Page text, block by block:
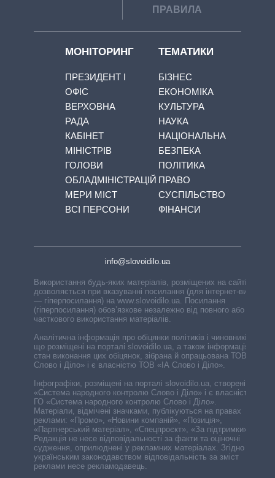
ПРАВИЛА
МОНІТОРИНГ
ПРЕЗИДЕНТ І
ОФІС
ВЕРХОВНА
РАДА
КАБІНЕТ
МІНІСТРІВ
ГОЛОВИ
ОБЛАДМІНІСТРАЦІЙ
МЕРИ МІСТ
ВСІ ПЕРСОНИ
ТЕМАТИКИ
БІЗНЕС
ЕКОНОМІКА
КУЛЬТУРА
НАУКА
НАЦІОНАЛЬНА
БЕЗПЕКА
ПОЛІТИКА
ПРАВО
СУСПІЛЬСТВО
ФІНАНСИ
info@slovoidilo.ua
Використання будь-яких матеріалів, розміщених на сайті,
дозволяється при вказуванні посилання (для інтернет-видань
— гіперпосилання) на www.slovoidilo.ua. Посилання
(гіперпосилання) обов’язкове незалежно від повного або
часткового використання матеріалів.
Аналітична інформація про обіцянки політиків і чиновників,
що розміщені на порталі slovoidilo.ua, а також інформація про
стан виконання цих обіцянок, зібрана й опрацьована ТОВ «ІА
Слово і Діло» і є власністю ТОВ «ІА Слово і Діло».
Інфографіки, розміщені на порталі slovoidilo.ua, створені ГО
«Система народного контролю Слово і Діло» і є власністю
ГО «Система народного контролю Слово і Діло».
Матеріали, відмічені значками, публікуються на правах
реклами: «Промо», «Новини компаній», «Позиція»,
«Партнерський матеріал», «Спецпроєкт», «За підтримки».
Редакція не несе відповідальності за факти та оціночні
судження, оприлюднені у рекламних матеріалах. Згідно з
українським законодавством відповідальність за зміст
реклами несе рекламодавець.